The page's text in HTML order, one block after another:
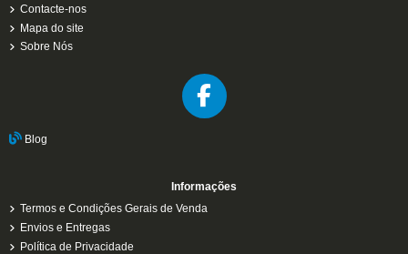
Contacte-nos
Mapa do site
Sobre Nós
Blog
Informações
Termos e Condições Gerais de Venda
Envios e Entregas
Política de Privacidade